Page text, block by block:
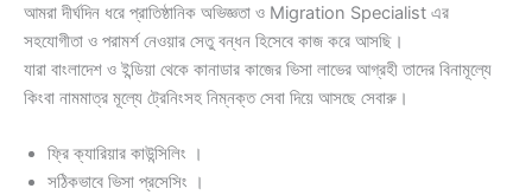
আমরা দীর্ঘদিন ধরে প্রাতিষ্ঠানিক অভিজ্ঞতা ও Migration Specialist এর
সহযোগীতা ও পরামর্শ নেওয়ার সেতু বন্ধন হিসেবে কাজ করে আসছি।
যারা বাংলাদেশ ও ইন্ডিয়া থেকে কানাডার কাজের ভিসা লাভের আগ্রহী তাদের বিনামূল্যে
কিংবা নামমাত্র মূল্যে ট্রেনিংসহ নিম্নক্ত সেবা দিয়ে আসছে সেবারু।
ফ্রি ক্যারিয়ার কাউন্সিলিং ।
সঠিকভাবে ভিসা প্রসেসিং ।